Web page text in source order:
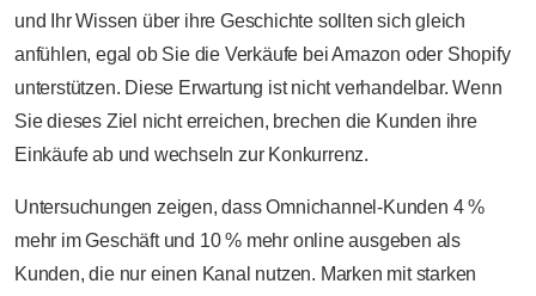
und Ihr Wissen über ihre Geschichte sollten sich gleich
anfühlen, egal ob Sie die Verkäufe bei Amazon oder Shopify
unterstützen. Diese Erwartung ist nicht verhandelbar. Wenn
Sie dieses Ziel nicht erreichen, brechen die Kunden ihre
Einkäufe ab und wechseln zur Konkurrenz.
Untersuchungen zeigen, dass Omnichannel-Kunden 4 %
mehr im Geschäft und 10 % mehr online ausgeben als
Kunden, die nur einen Kanal nutzen. Marken mit starken